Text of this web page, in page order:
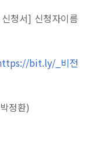
청서] 신청자이름
bit.ly/_ 비전
정환)